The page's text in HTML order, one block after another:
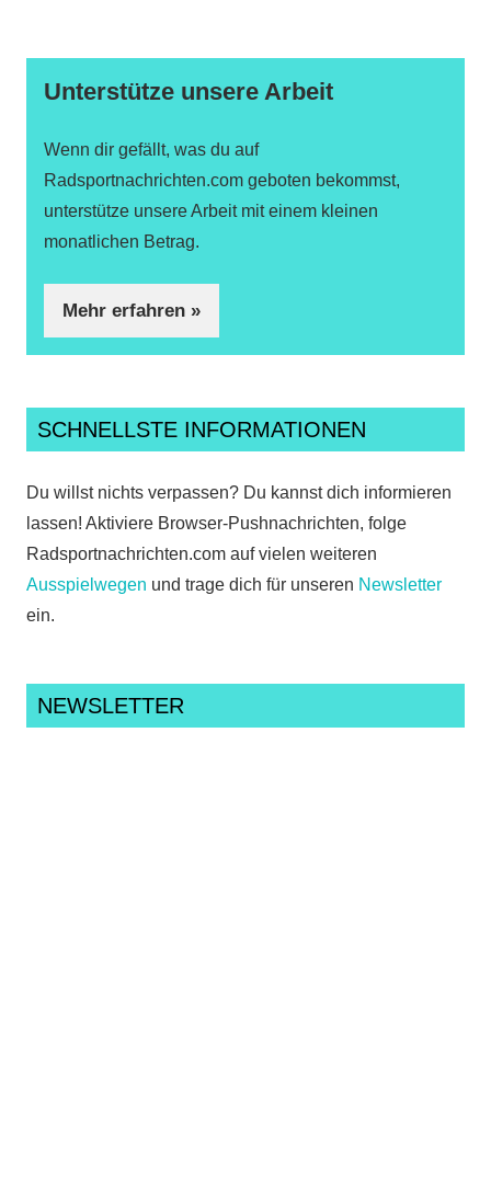
Unterstütze unsere Arbeit
Wenn dir gefällt, was du auf
Radsportnachrichten.com geboten bekommst,
unterstütze unsere Arbeit mit einem kleinen
monatlichen Betrag.
Mehr erfahren »
SCHNELLSTE INFORMATIONEN
Du willst nichts verpassen? Du kannst dich informieren
lassen! Aktiviere Browser-Pushnachrichten, folge
Radsportnachrichten.com auf vielen weiteren
Ausspielwegen und trage dich für unseren Newsletter
ein.
NEWSLETTER